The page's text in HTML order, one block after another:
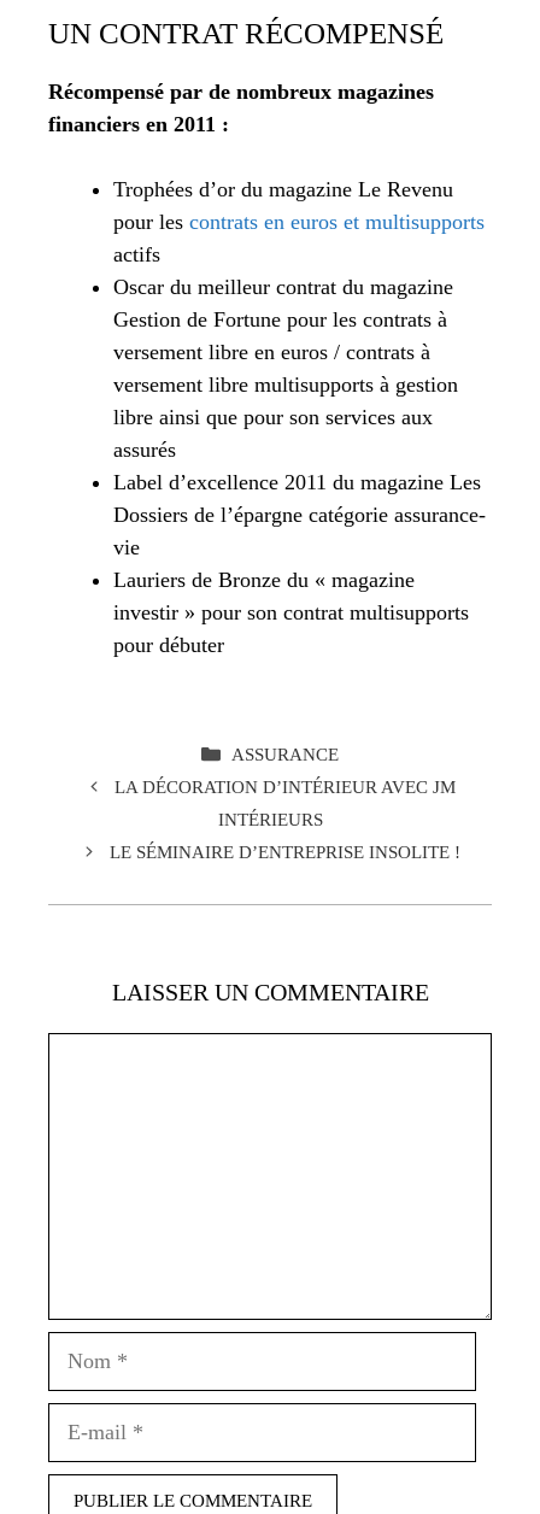
UN CONTRAT RÉCOMPENSÉ
Récompensé par de nombreux magazines
financiers en 2011 :
Trophées d’or du magazine Le Revenu
pour les contrats en euros et multisupports
actifs
Oscar du meilleur contrat du magazine
Gestion de Fortune pour les contrats à
versement libre en euros / contrats à
versement libre multisupports à gestion
libre ainsi que pour son services aux
assurés
Label d’excellence 2011 du magazine Les
Dossiers de l’épargne catégorie assurance-
vie
Lauriers de Bronze du « magazine
investir » pour son contrat multisupports
pour débuter
CATÉGORIES
ASSURANCE
LA DÉCORATION D’INTÉRIEUR AVEC JM
INTÉRIEURS
LE SÉMINAIRE D’ENTREPRISE INSOLITE !
LAISSER UN COMMENTAIRE